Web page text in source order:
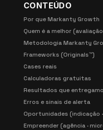
CONTEÚDO
Por que Markanty Growth
Quem é a melhor
Metodologia Markanty
Frameworks (Originals™)
Cases reais
Calculadoras gratuitas
Resultados que
Erros e sinais de alerta
Oportunidades (indicação
Empreender (agência ·